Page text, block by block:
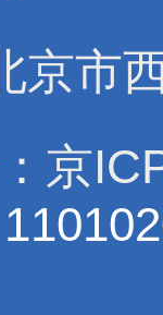
京市
京